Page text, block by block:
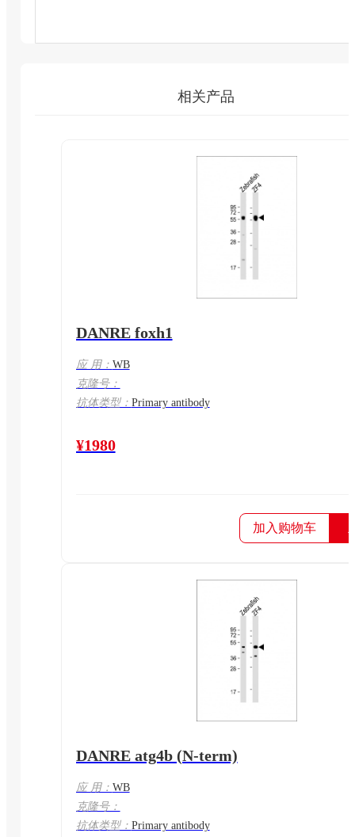
相关产品
DANRE foxh1
应 用： WB
克隆号：
抗体类型： Primary antibody
¥1980
加入购物车
DANRE atg4b (N-term)
应 用： WB
克隆号：
抗体类型： Primary antibody